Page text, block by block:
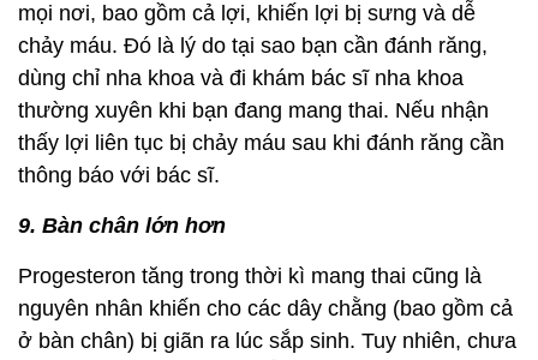
mọi nơi, bao gồm cả lợi, khiến lợi bị sưng và dễ
chảy máu. Đó là lý do tại sao bạn cần đánh răng,
dùng chỉ nha khoa và đi khám bác sĩ nha khoa
thường xuyên khi bạn đang mang thai. Nếu nhận
thấy lợi liên tục bị chảy máu sau khi đánh răng cần
thông báo với bác sĩ.
9. Bàn chân lớn hơn
Progesteron tăng trong thời kì mang thai cũng là
nguyên nhân khiến cho các dây chằng (bao gồm cả
ở bàn chân) bị giãn ra lúc sắp sinh. Tuy nhiên, chưa